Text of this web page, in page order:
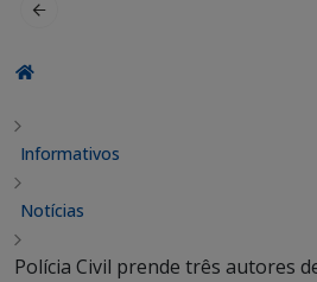
Informativos
Notícias
Polícia Civil prende três autores